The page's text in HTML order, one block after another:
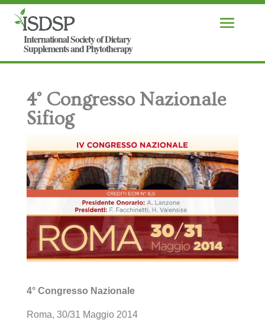
4° Congresso Nazionale
Sifiog
4° Congresso Nazionale
Roma, 30/31 Maggio 2014